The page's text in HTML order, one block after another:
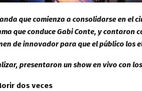
que comienza a consolidarse en el
que conduce Gabi Conte, y contaron
de innovador para que el público los
presentaron un show en vivo con
dos veces